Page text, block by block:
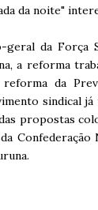
da noite"
da Força
a reforma
da
sindical
propostas
Confederação